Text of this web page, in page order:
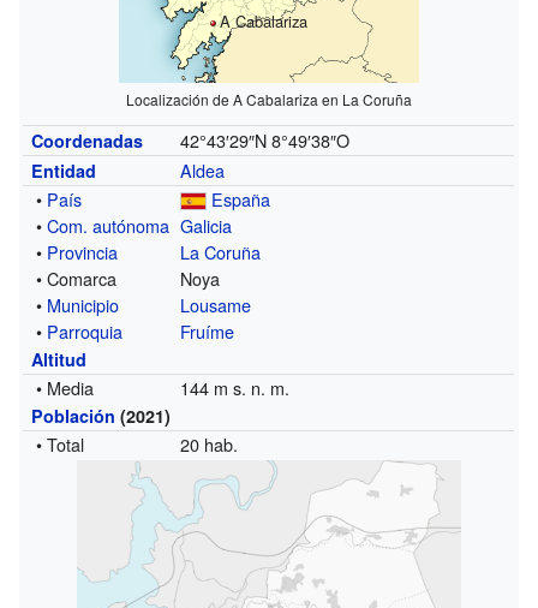
A Cabalariza
Localización de A Cabalariza en La Coruña
Coordenadas 42°43′29″N 8°49′38″O
Entidad
Aldea
• País
España
•Com. autónoma Galicia
• Provincia
La Coruña
• Comarca
Noya
• Municipio
Lousame
• Parroquia Fruíme
Altitud
• Media 144 m s. n. m.
Población (2021)
• Total 20 hab.